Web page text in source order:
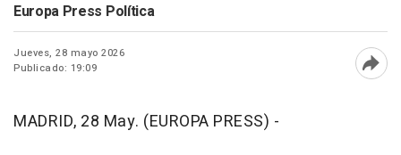
Europa Press Política
Jueves, 28 mayo 2026
Publicado: 19:09
MADRID, 28 May. (EUROPA PRESS) -